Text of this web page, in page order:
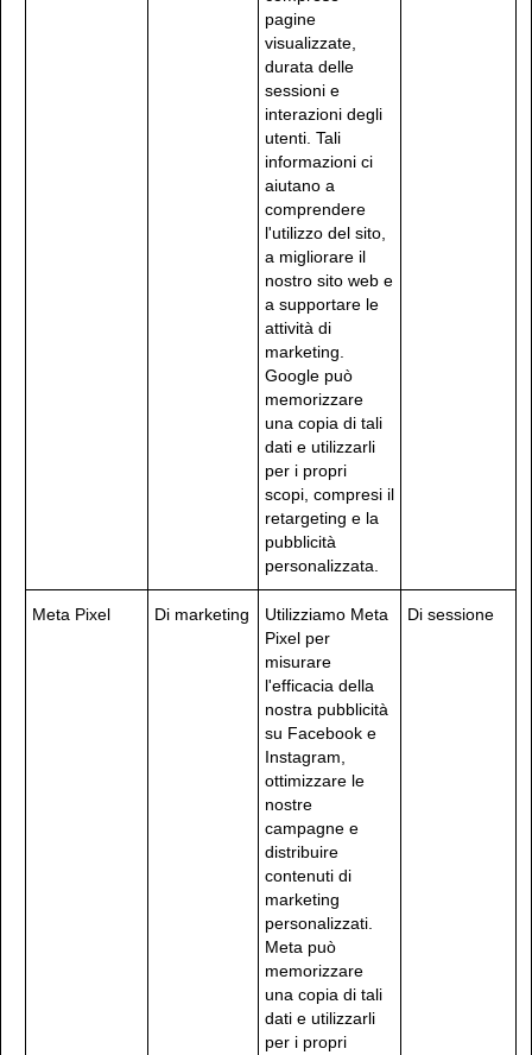
pagine
visualizzate,
durata delle
sessioni e
interazioni degli
utenti. Tali
informazioni ci
aiutano a
comprendere
l'utilizzo del sito,
a migliorare il
nostro sito web e
a supportare le
attività di
marketing.
Google può
memorizzare
una copia di tali
dati e utilizzarli
per i propri
scopi, compresi il
retargeting e la
pubblicità
personalizzata.
Meta Pixel Di marketing
Utilizziamo Meta
Pixel per
misurare
l'efficacia della
nostra pubblicità
su Facebook e
Instagram,
ottimizzare le
nostre
campagne e
distribuire
contenuti di
marketing
personalizzati.
Meta può
memorizzare
una copia di tali
dati e utilizzarli
per i propri
Di sessione